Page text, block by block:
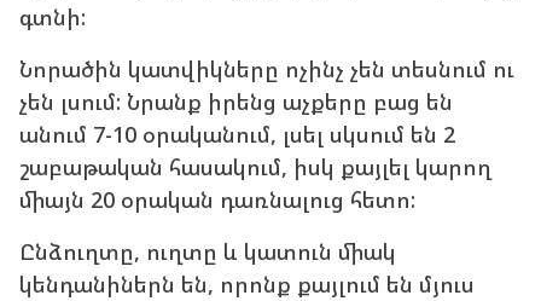
գտնի:
Նորածին կատվիկները ոչինչ չեն տեսնում ու
չեն լսում: Նրանք իրենց աչքերը բաց են
անում 7-10 օրականում, լսել սկսում են 2
շաբաթական հասակում, իսկ քայլել կարող
միայն 20 օրական դառնալուց հետո:
Ընձուղտը, ուղտը և կատուն միակ
կենդանիներն են, որոնք քայլում են մյուս